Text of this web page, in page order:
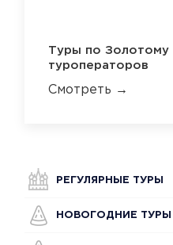
РЕГУЛЯРНЫЕ ТУРЫ
НОВОГОДНИЕ ТУРЫ
Туры по Золотому
туроператоров
Смотреть →